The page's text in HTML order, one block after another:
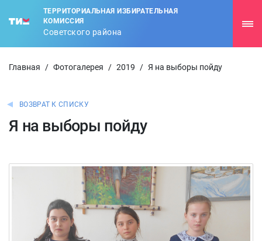
ТЕРРИТОРИАЛЬНАЯ ИЗБИРАТЕЛЬНАЯ
КОМИССИЯ
Советского района
Главная / Фотогалерея / 2019 / Я на выборы пойду
ВОЗВРАТ К СПИСКУ
Я на выборы пойду